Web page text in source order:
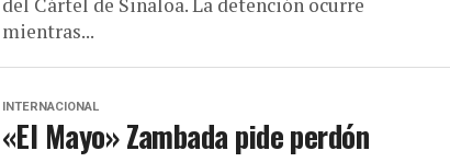
mientras...
INTERNACIONAL
«El Mayo» Zambada pide perdón